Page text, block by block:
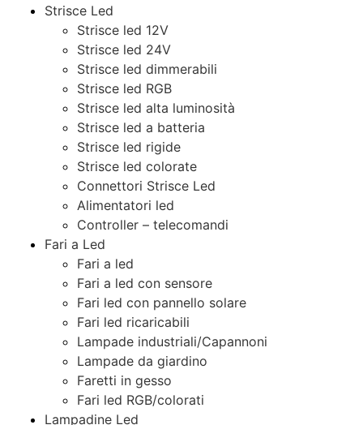
Strisce Led
Strisce led 12V
Strisce led 24V
Strisce led dimmerabili
Strisce led RGB
Strisce led alta luminosità
Strisce led a batteria
Strisce led rigide
Strisce led colorate
Connettori Strisce Led
Alimentatori led
Controller – telecomandi
Fari a Led
Fari a led
Fari a led con sensore
Fari led con pannello solare
Fari led ricaricabili
Lampade industriali/Capannoni
Lampade da giardino
Faretti in gesso
Fari led RGB/colorati
Lampadine Led